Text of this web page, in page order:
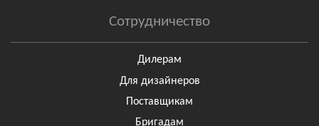
Сотрудничество
Дилерам
Для дизайнеров
Поставщикам
Бригадам